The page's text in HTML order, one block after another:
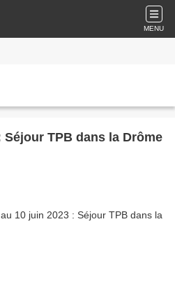
MENU
Séjour TPB dans la Drôme